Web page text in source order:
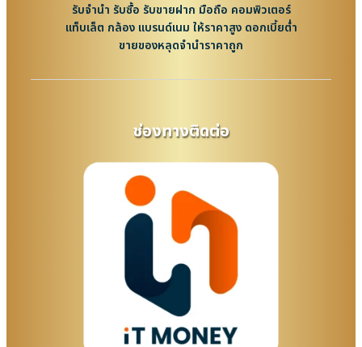
รับจำนำ รับซื้อ รับขายฝาก มือถือ คอมพิวเตอร์
แท็บเล็ต กล้อง แบรนด์เนม ให้ราคาสูง ดอกเบี้ยต่ำ
ขายของหลุดจำนำราคาถูก
ช่องทางติดต่อ